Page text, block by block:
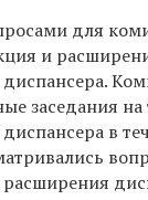
для
и
заседания
в